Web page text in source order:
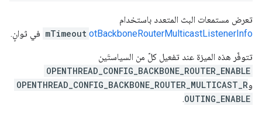
تعرض مستمعات البث المتعدد باستخدام
otBackboneRouterMulticastListenerInfo
mTimeout في ثوانٍ.
تتوفّر هذه الميزة عند تفعيل كلّ من السياستَين
OPENTHREAD_CONFIG_BACKBONE_ROUTER_ENABLE
وOPENTHREAD_CONFIG_BACKBONE_ROUTER_MULTICAST_R
OUTING_ENABLE
.